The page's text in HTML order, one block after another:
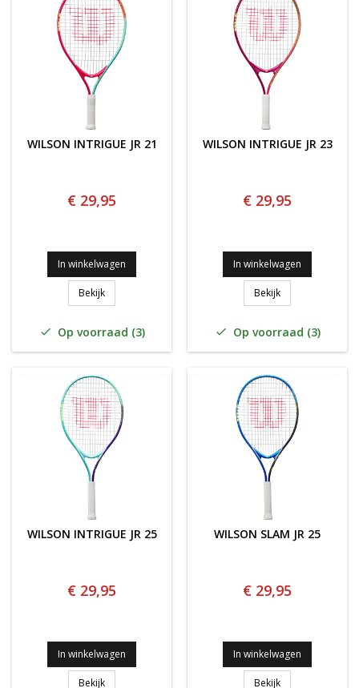
WILSON INTRIGUE JR 21
€ 29,95
In winkelwagen
BekijkWILSON INTRIGUE JR 21
 Op voorraad (3)
WILSON INTRIGUE JR 23
€ 29,95
In winkelwagen
BekijkWILSON
 Op voorraad (3)
WILSON INTRIGUE JR 25
€ 29,95
In winkelwagen
BekijkWILSON INTRIGUE JR 25
WILSON SLAM JR 25
€ 29,95
In winkelwagen
BekijkWILSON SLAM JR